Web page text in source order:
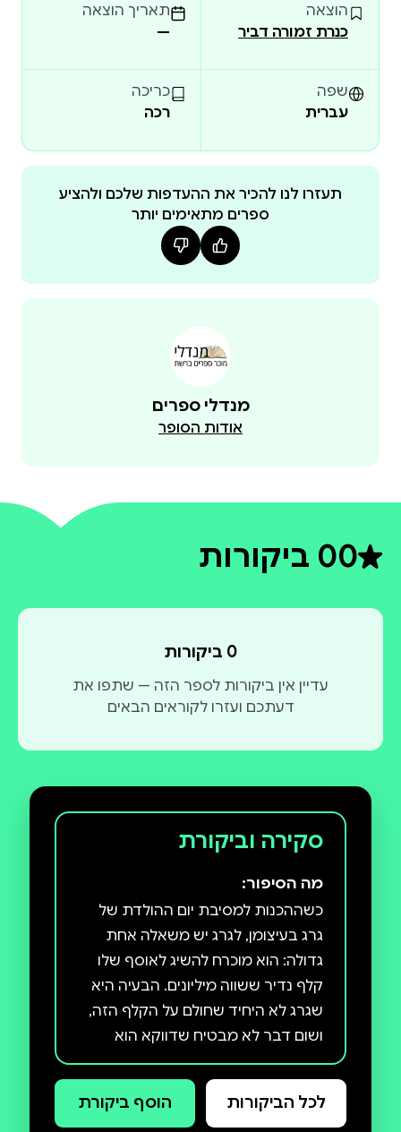
בישראל הם מככבים ברשימות רבי־המכר, ונכללים שוב
ושוב בקטגוריית הספרים האהובים במצעד הספרים של
הוצאה
כנרת זמורה דביר
תאריך הוצאה
—
שפה
עברית
כריכה
רכה
תעזרו לנו להכיר את ההעדפות שלכם ולהציע
ספרים מתאימים יותר
מנדלי ספרים
אודות הסופר
0דירוג ממוצע 0 מתוך 5
0 ביקורות
0 ביקורות
עדיין אין ביקורות לספר הזה — שתפו את
דעתכם ועזרו לקוראים הבאים
סקירה וביקורת
מה הסיפור:
כשההכנות למסיבת יום ההולדת של
גרג בעיצומן, לגרג יש משאלה אחת
גדולה: הוא מוכרח להשיג לאוסף שלו
קלף נדיר ששווה מיליונים. הבעיה היא
שגרג לא היחיד שחולם על הקלף הזה,
ושום דבר לא מבטיח שדווקא הוא
יצליח לשים עליו יד. האם משאלת יום
ההולדת של גרג תתגשם, או שהוא יגלה
שכדאי לחשוב פעמיים לפני שמכבים
לכל הביקורות הוסף ביקורת